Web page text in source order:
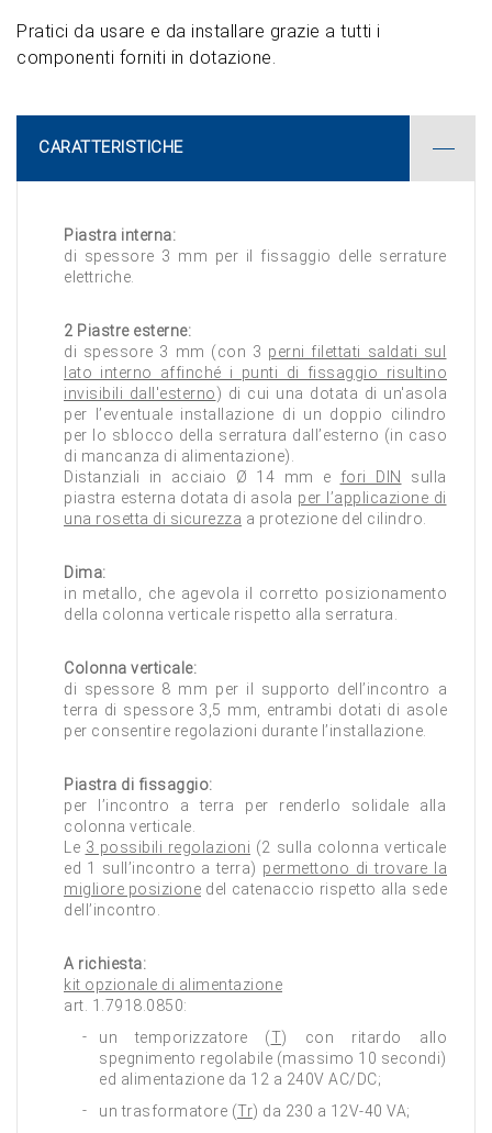
Pratici da usare e da installare grazie a tutti i
componenti forniti in dotazione.
CARATTERISTICHE
Piastra interna:
di spessore 3 mm per il fissaggio delle serrature
elettriche.
2 Piastre esterne:
di spessore 3 mm (con 3 perni filettati saldati sul
lato interno affinché i punti di fissaggio risultino
invisibili dall'esterno) di cui una dotata di un'asola
per l’eventuale installazione di un doppio cilindro
per lo sblocco della serratura dall’esterno (in caso
di mancanza di alimentazione).
Distanziali in acciaio Ø 14 mm e fori DIN
sulla
piastra esterna dotata di asola per l’applicazione di
una rosetta di sicurezza a protezione del cilindro.
Dima:
in metallo, che agevola il corretto posizionamento
della colonna verticale rispetto alla serratura.
Colonna verticale:
di spessore 8 mm per il supporto dell’incontro a
terra di spessore 3,5 mm, entrambi dotati di asole
per consentire regolazioni durante l’installazione.
Piastra di fissaggio:
per l’incontro a terra per renderlo solidale alla
colonna verticale.
Le 3 possibili regolazioni (2 sulla colonna verticale
ed 1 sull’incontro a terra) permettono di trovare la
migliore posizione del catenaccio rispetto alla sede
dell’incontro.
A richiesta:
kit opzionale di alimentazione
art. 1.7918.0850:
un temporizzatore (T) con ritardo allo
spegnimento regolabile (massimo 10 secondi)
ed alimentazione da 12 a 240V AC/DC;
un trasformatore (Tr) da 230 a 12V-40 VA;